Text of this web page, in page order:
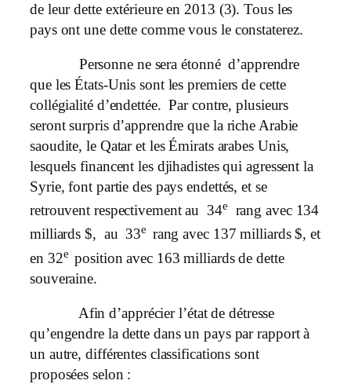
de leur dette extérieure en 2013 (3). Tous les
pays ont une dette comme vous le constaterez.
Personne ne sera étonné d’apprendre
que les États-Unis sont les premiers de cette
collégialité d’endettée. Par contre, plusieurs
seront surpris d’apprendre que la riche Arabie
saoudite, le Qatar et les Émirats arabes Unis,
lesquels financent les djihadistes qui agressent la
Syrie, font partie des pays endettés, et se
retrouvent respectivement au 34e
rang avec 134
milliards $, au 33e rang avec 137 milliards $, et
en 32eposition avec 163 milliards de dette
souveraine.
Afin d’apprécier l’état de détresse
qu’engendre la dette dans un pays par rapport à
un autre, différentes classifications sont
proposées selon :